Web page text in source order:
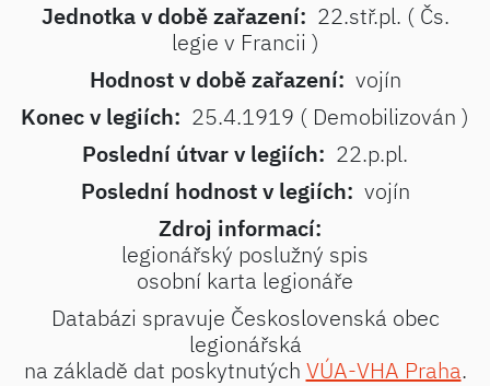
Jednotka v době zařazení: 22.stř.pl. ( Čs.
legie v Francii )
Hodnost v době zařazení: vojín
Konec v legiích: 25.4.1919 ( Demobilizován )
Poslední útvar v legiích: 22.p.pl.
Poslední hodnost v legiích: vojín
Zdroj informací:
legionářský poslužný spis
osobní karta legionáře
Databázi spravuje Československá obec
legionářská
na základě dat poskytnutých VÚA-VHA Praha.